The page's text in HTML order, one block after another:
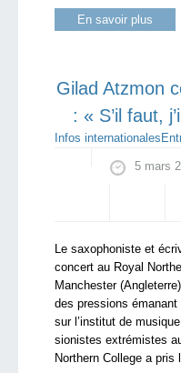
En savoir plus
Gilad Atzmon
: « S’il faut,
Infos internationales
5 mars
Le saxophoniste et
concert au Royal
Manchester
des pressions
sur l’institut de
sionistes extrémistes
Northern College a pris